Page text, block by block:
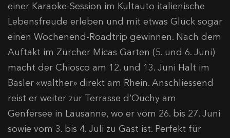
einer Karaoke-Session im Kultauto italienische
Lebensfreude erleben und mit etwas Glück sogar
einen Wochenend-Roadtrip gewinnen. Nach dem
Auftakt im Zürcher Micas Garten (5. und 6. Juni)
macht der Chiosco am 12. und 13. Juni Halt im
Basler «walther» direkt am Rhein. Anschliessend
reist er weiter zur Terrasse d’Ouchy am
Genfersee in Lausanne, wo er vom 26. bis 27. Juni
sowie vom 3. bis 4. Juli zu Gast ist. Perfekt für